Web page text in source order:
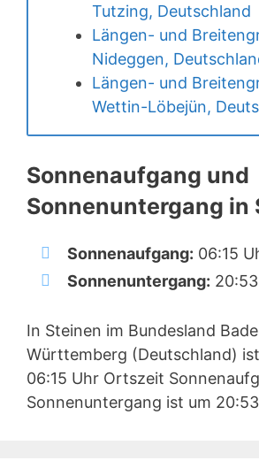
Tutzing, Deutschland
Längen- und
Nideggen,
Längen- und
Wettin-Löbejün,
Sonnenaufgang und
Sonnenuntergang in
Sonnenaufgang: 06:15
Sonnenuntergang:
In Steinen im Bundesland
Württemberg (Deutschland)
06:15 Uhr Ortszeit
Sonnenuntergang ist um